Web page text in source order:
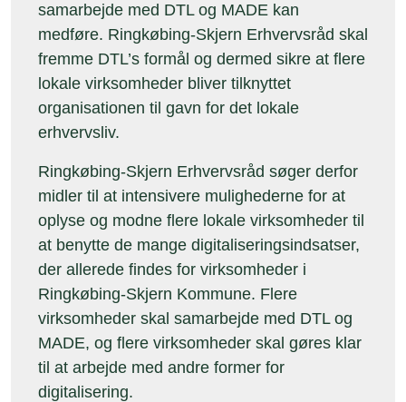
samarbejde med DTL og MADE kan
medføre. Ringkøbing-Skjern Erhvervsråd skal
fremme DTL’s formål og dermed sikre at flere
lokale virksomheder bliver tilknyttet
organisationen til gavn for det lokale
erhvervsliv.
Ringkøbing-Skjern Erhvervsråd søger derfor
midler til at intensivere mulighederne for at
oplyse og modne flere lokale virksomheder til
at benytte de mange digitaliseringsindsatser,
der allerede findes for virksomheder i
Ringkøbing-Skjern Kommune. Flere
virksomheder skal samarbejde med DTL og
MADE, og flere virksomheder skal gøres klar
til at arbejde med andre former for
digitalisering.